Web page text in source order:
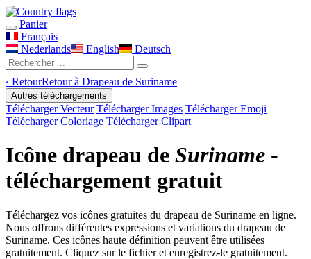
Panier
Français
Nederlands
English Deutsch
‹ RetourRetour à Drapeau de Suriname
Autres téléchargements
Télécharger Vecteur Télécharger Images Télécharger Emoji
Télécharger Coloriage Télécharger Clipart
Icône drapeau de Suriname -
téléchargement gratuit
Téléchargez vos icônes gratuites du drapeau de Suriname en ligne.
Nous offrons différentes expressions et variations du drapeau de
Suriname. Ces icônes haute définition peuvent être utilisées
gratuitement. Cliquez sur le fichier et enregistrez-le gratuitement.